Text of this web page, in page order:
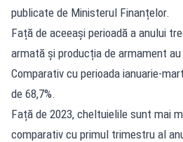
publicate de Ministerul Finanțelor.
Față de aceeași perioadă a anului
armată și producția de armament
Comparativ cu perioada ianuarie-
de 68,7%.
Față de 2023, cheltuielile sunt mai
comparativ cu primul trimestru al